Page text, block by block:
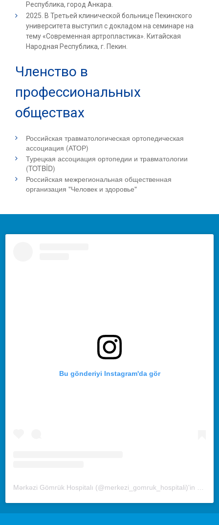
Республика, город Анкара.
2025. В Третьей клинической больнице Пекинского
университета выступил с докладом на семинаре на
тему «Современная артропластика». Китайская
Народная Республика, г. Пекин.
Членство в
профессиональных
обществах
Российская травматологическая ортопедическая
ассоциация (АТОР)
Турецкая ассоциация ортопедии и травматологии
(TOTBİD)
Российская межрегиональная общественная
организация "Человек и здоровье"
Bu gönderiyi Instagram'da gör